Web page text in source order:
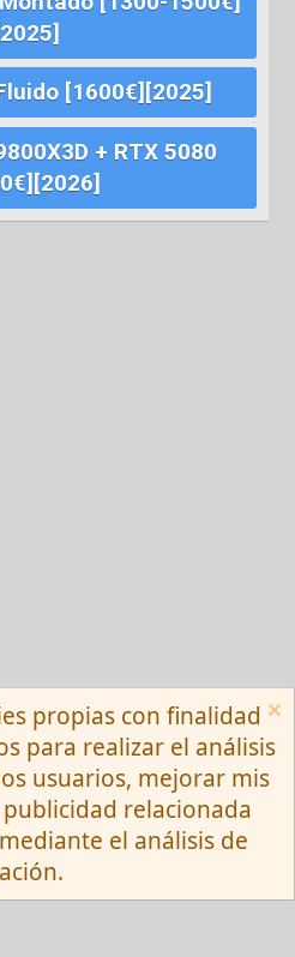
[1600€][2025]
+ RTX 5080
y reglas
R
S
S
by XenForo ® © 2010-
propias con finalidad
para realizar el análisis
usuarios, mejorar mis
relacionada
el análisis de